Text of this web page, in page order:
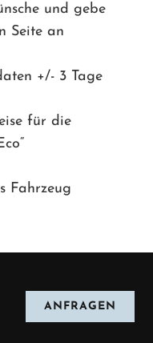
und gebe
Seite an
+/- 3 Tage
für die
Fahrzeug
ANFRAGEN